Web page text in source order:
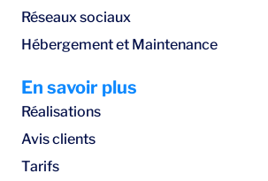
Réseaux sociaux
Hébergement et Maintenance
En savoir plus
Réalisations
Avis clients
Tarifs